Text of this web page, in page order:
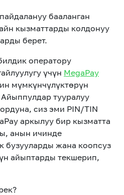
тандоо SIM жеткирүү
MegaPay
бааланган
кызматтарды колдонуу
берет.
оператору
үчүн MegaPay
мүмкүнчүлүктөрүн
тууралуу
сиз эми PIN/TIN
аркылуу бир кызматта
анын ичинде
бузууларды жана коопсуз
айыптарды текшерип,